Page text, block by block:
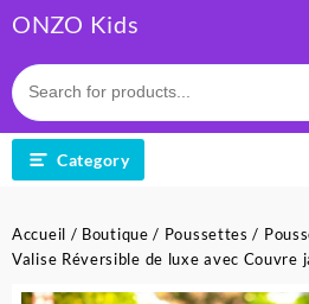
to
content
ONZO Kids
Category
Accueil / Boutique / Poussettes /
Valise Réversible de luxe avec Couvre